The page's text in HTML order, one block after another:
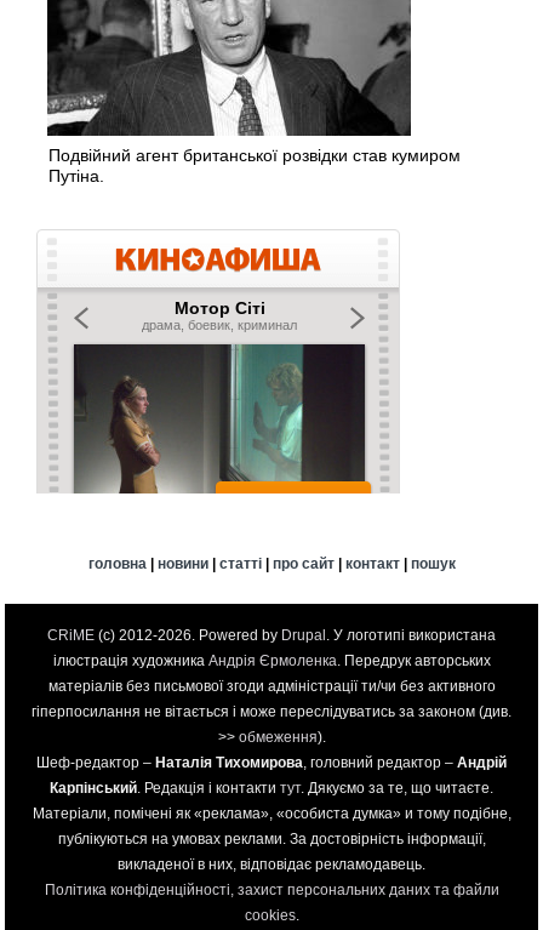
Подвійний агент британської розвідки став кумиром
Путіна.
головна | новини| статті| про сайт| контакт| пошук
CRiME (c) 2012-2026. Powered by Drupal . У логотипі використана
ілюстрація художника Андрія Єрмоленка . Передрук авторських
матеріалів без письмової згоди адміністрації ти/чи без активного
гіперпосилання не вітається і може переслідуватись за законом (див.
>> обмеження).
Шеф-редактор – Наталія Тихомирова , головний редактор – Андрій
Карпінський . Редакція і контакти тут. Дякуємо за те, що читаєте.
Матеріали, помічені як «реклама», «особиста думка» и тому подібне,
публікуються на умовах реклами. За достовірність інформації,
викладеної в них, відповідає рекламодавець.
Політика конфіденційності, захист персональних даних та файли
cookies.